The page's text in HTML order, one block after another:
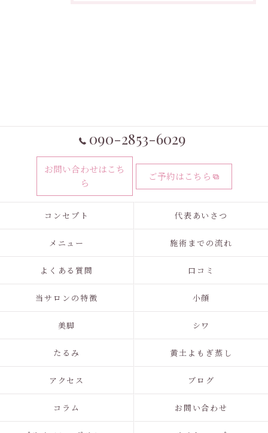
090-2853-6029
お問い合わせはこち
ら
ご予約はこちら
コンセプト 代表あいさつ
メニュー 施術までの流れ
よくある質問 口コミ
当サロンの特徴 小顔
美脚 シワ
たるみ 黄土よもぎ蒸し
アクセス ブログ
コラム お問い合わせ